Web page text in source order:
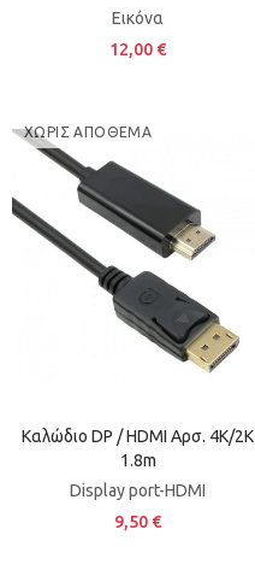
Εικόνα
12,00 €
ΧΩΡΊΣ ΑΠΌΘΕΜΑ
Καλώδιο DP / HDMI Αρσ. 4K/2Κ
1.8m
Display port-HDMI
9,50 €